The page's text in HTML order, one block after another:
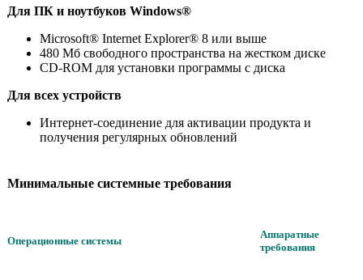
Для ПК и ноутбуков Windows®
Microsoft® Internet Explorer® 8 или выше
480 Мб свободного пространства на жестком диске
CD-ROM для установки программы с диска
Для всех устройств
Интернет-соединение для активации продукта и
получения регулярных обновлений
Минимальные системные требования
Операционные системы
Аппаратные
требования